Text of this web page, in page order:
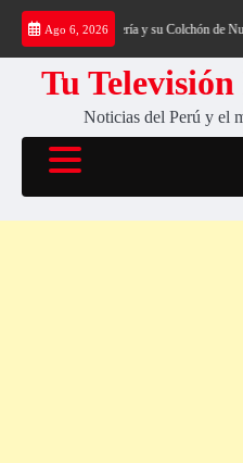
Saltar
contenido
Ago 6, 2026
al Cerro Cantería y su Colchón de Nubes
Tu
Noticias del Perú y el